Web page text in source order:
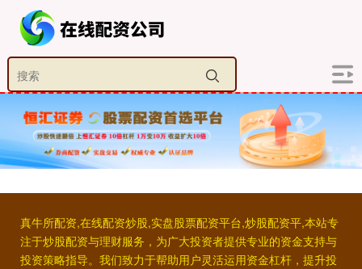
真牛所配资,在线配资炒股,实盘股票配资平台,炒股配资平,本站专
注于炒股配资与理财服务，为广大投资者提供专业的资金支持与
投资策略指导。我们致力于帮助用户灵活运用资金杠杆，提升投